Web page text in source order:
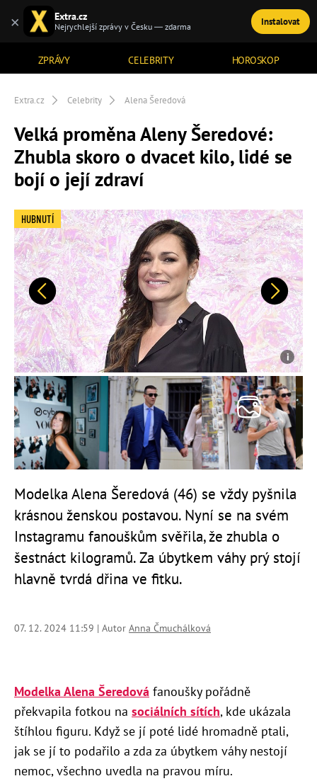
ZPRÁVY CELEBRITY HOROSKOP
TÉMATA
Extra.cz Celebrity Alena Šeredová
Velká proměna Aleny Šeredové:
Zhubla skoro o dvacet kilo, lidé se
bojí o její zdraví
Předchozí Další
HUBNUTÍ
Modelka Alena Šeredová (46) se vždy pyšnila
krásnou ženskou postavou. Nyní se na svém
Instagramu fanouškům svěřila, že zhubla o
šestnáct kilogramů. Za úbytkem váhy prý stojí
hlavně tvrdá dřina ve fitku.
07. 12. 2024 11:59 | Autor Anna Čmuchálková
Modelka Alena Šeredová fanoušky pořádně
překvapila fotkou na sociálních sítích, kde ukázala
štíhlou figuru. Když se jí poté lidé hromadně ptali,
jak se jí to podařilo a zda za úbytkem váhy nestojí
nemoc, všechno uvedla na pravou míru.
× Extra.cz
Nejrychlejší zprávy v Česku — zdarma Instalovat